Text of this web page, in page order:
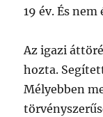
19 év. És
Az igazi
hozta.
Mélyebben